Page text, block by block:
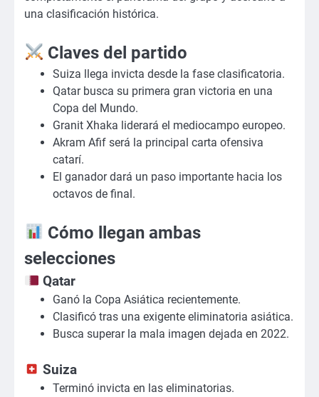
una clasificación histórica.
Claves del partido
Suiza llega invicta desde la fase clasificatoria.
Qatar busca su primera gran victoria en una
Copa del Mundo.
Granit Xhaka liderará el mediocampo europeo.
Akram Afif será la principal carta ofensiva
catarí.
El ganador dará un paso importante hacia los
octavos de final.
Cómo llegan ambas
selecciones
Qatar
Ganó la Copa Asiática recientemente.
Clasificó tras una exigente eliminatoria asiática.
Busca superar la mala imagen dejada en 2022.
Suiza
Terminó invicta en las eliminatorias.